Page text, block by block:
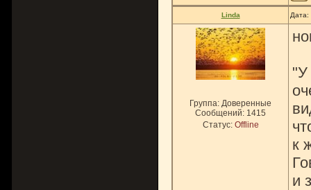
Linda
Группа: Доверенные
Сообщений: 1415
Статус: Offline
"У
к
и